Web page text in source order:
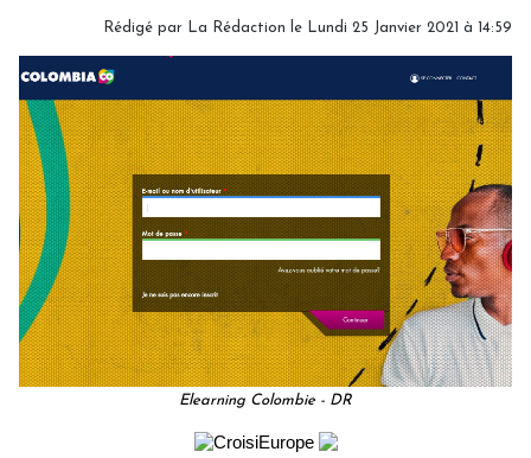
Rédigé par La Rédaction le Lundi 25 Janvier 2021 à 14:59
Elearning Colombie - DR